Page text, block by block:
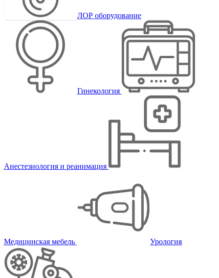
ЛОР оборудование
Гинекология
Анестезиология и реанимация
Медицинская мебель Урология